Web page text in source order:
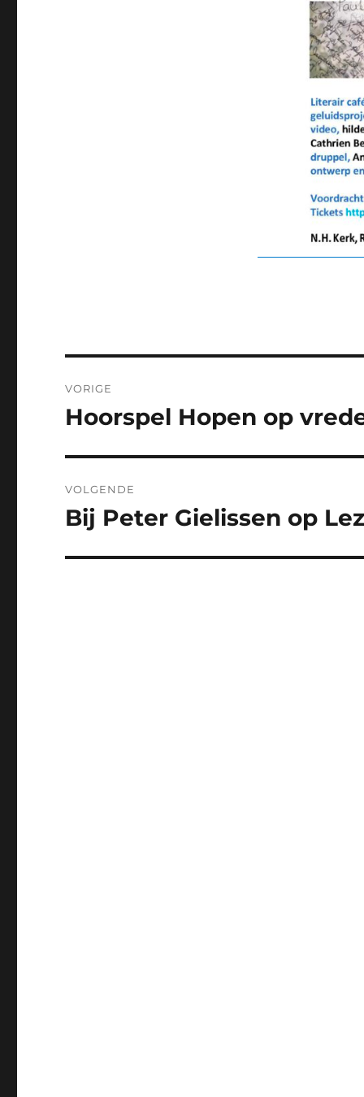
navigatie
VORIGE
Vorig
Hoorspel Hopen op
VOLGENDE
Volgend
Bij Peter Gielissen op